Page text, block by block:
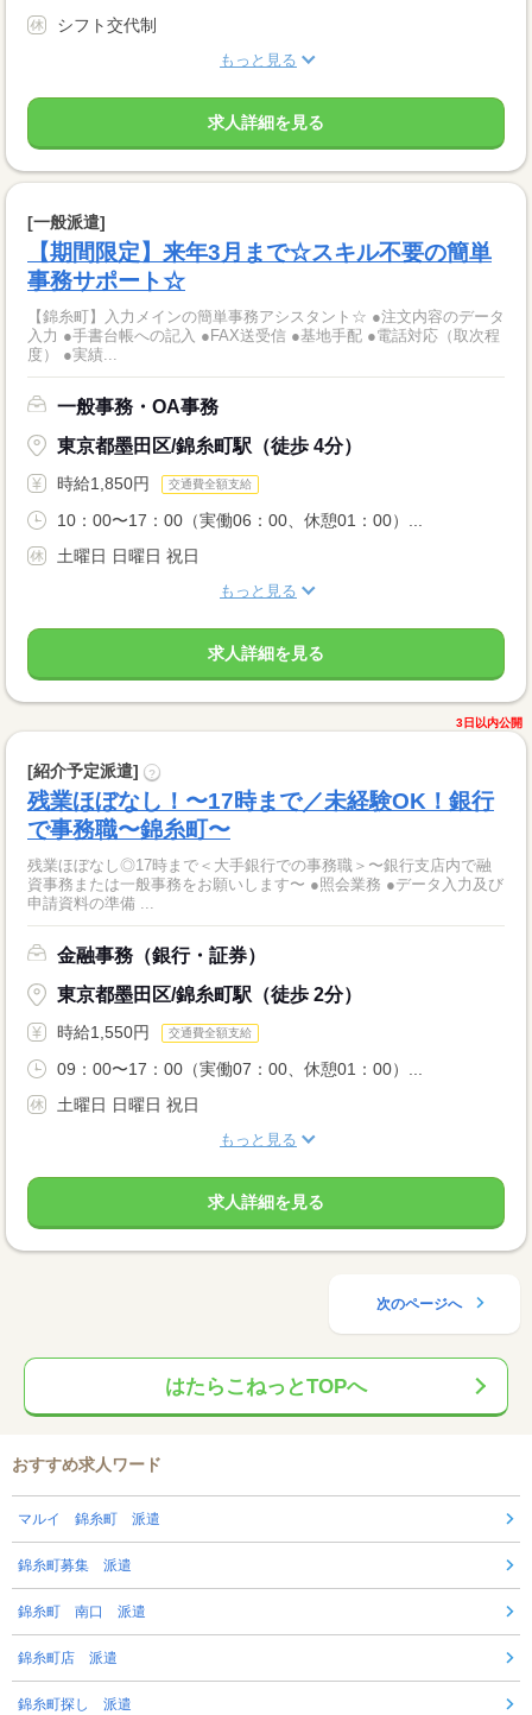
シフト交代制
もっと見る
求人詳細を見る
[一般派遣]
【期間限定】来年3月まで☆スキル不要の簡単
事務サポート☆
【錦糸町】入力メインの簡単事務アシスタント☆ ●注文内容のデータ
入力 ●手書台帳への記入 ●FAX送受信 ●基地手配 ●電話対応（取次程
度） ●実績...
一般事務・OA事務
東京都墨田区/錦糸町駅（徒歩 4分）
時給1,850円 交通費全額支給
10：00〜17：00（実働06：00、休憩01：00）...
土曜日 日曜日 祝日
もっと見る
求人詳細を見る
3日以内公開
[紹介予定派遣] ?
残業ほぼなし！〜17時まで／未経験OK！銀行
で事務職〜錦糸町〜
残業ほぼなし◎17時まで＜大手銀行での事務職＞〜銀行支店内で融
資事務または一般事務をお願いします〜 ●照会業務 ●データ入力及び
申請資料の準備 ...
金融事務（銀行・証券）
東京都墨田区/錦糸町駅（徒歩 2分）
時給1,550円 交通費全額支給
09：00〜17：00（実働07：00、休憩01：00）...
土曜日 日曜日 祝日
もっと見る
求人詳細を見る
次のページへ
はたらこねっとTOPへ
おすすめ求人ワード
マルイ 錦糸町 派遣
錦糸町募集 派遣
錦糸町 南口 派遣
錦糸町店 派遣
錦糸町探し 派遣